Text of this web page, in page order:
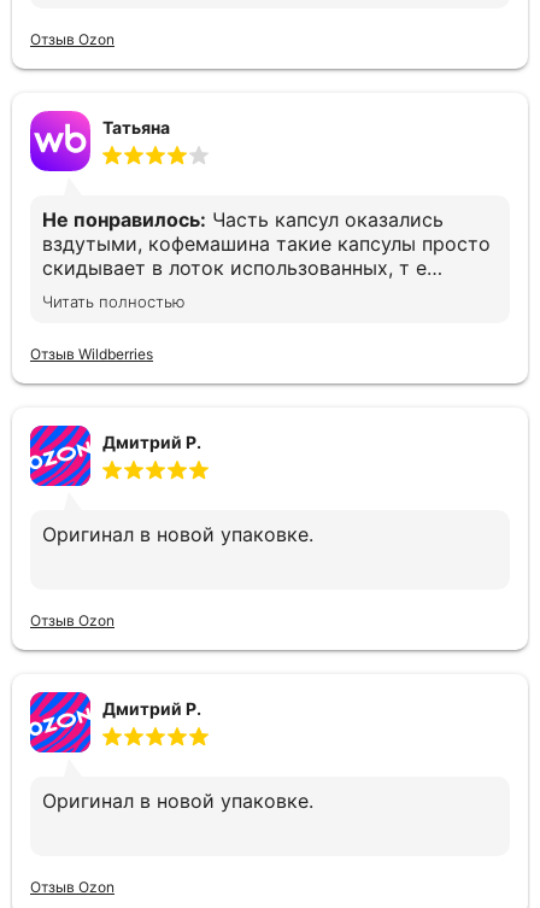
Отзыв Ozon
Татьяна
Не понравилось: Часть капсул оказались
вздутыми, кофемашина такие капсулы просто
скидывает в лоток использованных, т е
остаёшься без кофе. Печально(
Читать полностью
Отзыв Wildberries
Дмитрий Р.
Оригинал в новой упаковке.
Отзыв Ozon
Дмитрий Р.
Оригинал в новой упаковке.
Отзыв Ozon